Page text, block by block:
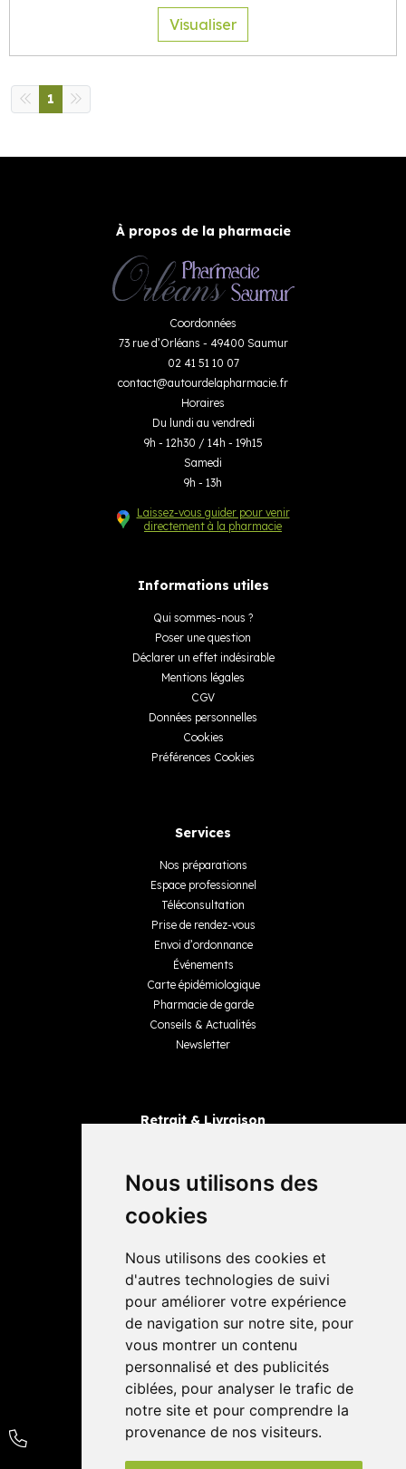
Nous utilisons des
cookies
Nous utilisons des cookies et
d'autres technologies de suivi
pour améliorer votre expérience
de navigation sur notre site, pour
vous montrer un contenu
personnalisé et des publicités
ciblées, pour analyser le trafic de
notre site et pour comprendre la
provenance de nos visiteurs.
Visualiser
1
À propos de la pharmacie
Coordonnées
73 rue d’Orléans - 49400 Saumur
02 41 51 10 07
contact@autourdelapharmacie.fr
Horaires
Du lundi au vendredi
9h - 12h30 / 14h - 19h15
Samedi
9h - 13h
Laissez-vous guider pour venir
directement à la pharmacie
Informations utiles
Qui sommes-nous ?
Poser une question
Déclarer un effet indésirable
Mentions légales
CGV
Données personnelles
Cookies
Préférences Cookies
Services
Nos préparations
Espace professionnel
Téléconsultation
Prise de rendez-vous
Envoi d’ordonnance
Événements
Carte épidémiologique
Pharmacie de garde
Conseils & Actualités
Newsletter
Retrait & Livraison
Livraisons
4,4 / 5 65 avis